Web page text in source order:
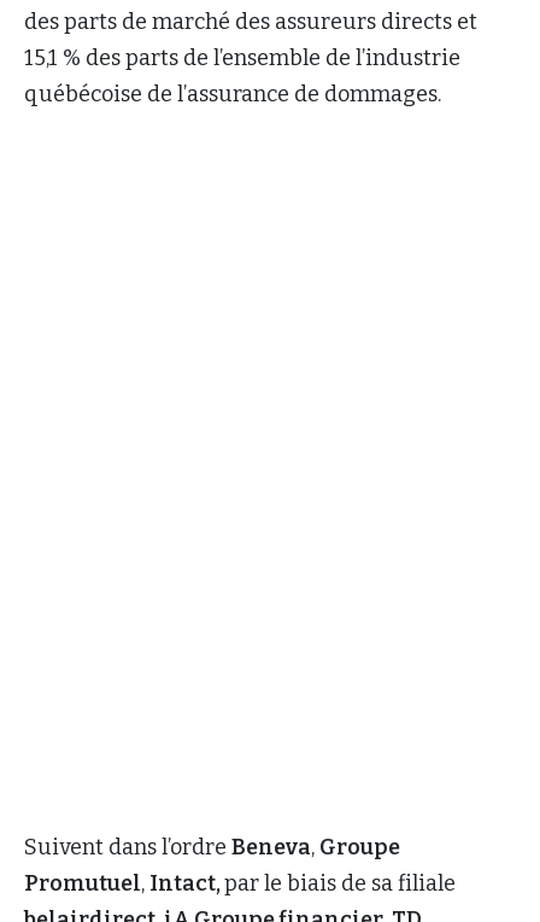
des parts de marché des assureurs directs et
15,1 % des parts de l’ensemble de l’industrie
québécoise de l’assurance de dommages.
Suivent dans l’ordre Beneva, Groupe
Promutuel, Intact,par le biais de sa filiale